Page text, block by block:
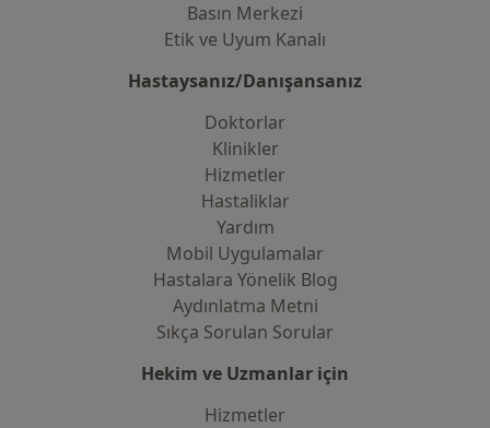
Basın Merkezi
Etik ve Uyum Kanalı
Hastaysanız/Danışansanız
Doktorlar
Klinikler
Hizmetler
Hastaliklar
Yardım
Mobil Uygulamalar
Hastalara Yönelik Blog
Aydınlatma Metni
Sıkça Sorulan Sorular
Hekim ve Uzmanlar için
Hizmetler